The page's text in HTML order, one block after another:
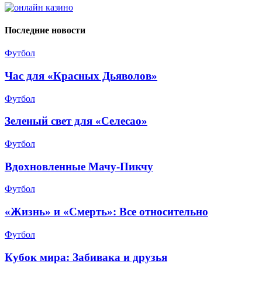
Последние новости
Футбол
Час для «Красных Дьяволов»
Футбол
Зеленый свет для «Селесао»
Футбол
Вдохновленные Мачу-Пикчу
Футбол
«Жизнь» и «Смерть»: Все относительно
Футбол
Кубок мира: Забивака и друзья